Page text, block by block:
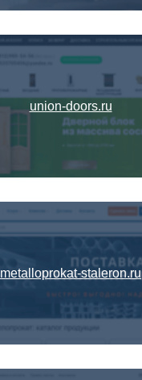
union-doors.ru
metalloprokat-staleron.ru